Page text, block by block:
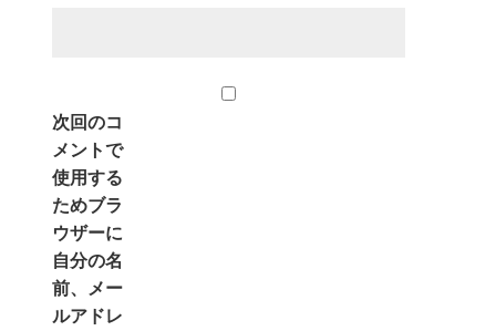
次回のコ
メントで
使用する
ためブラ
ウザーに
自分の名
前、メー
ルアドレ